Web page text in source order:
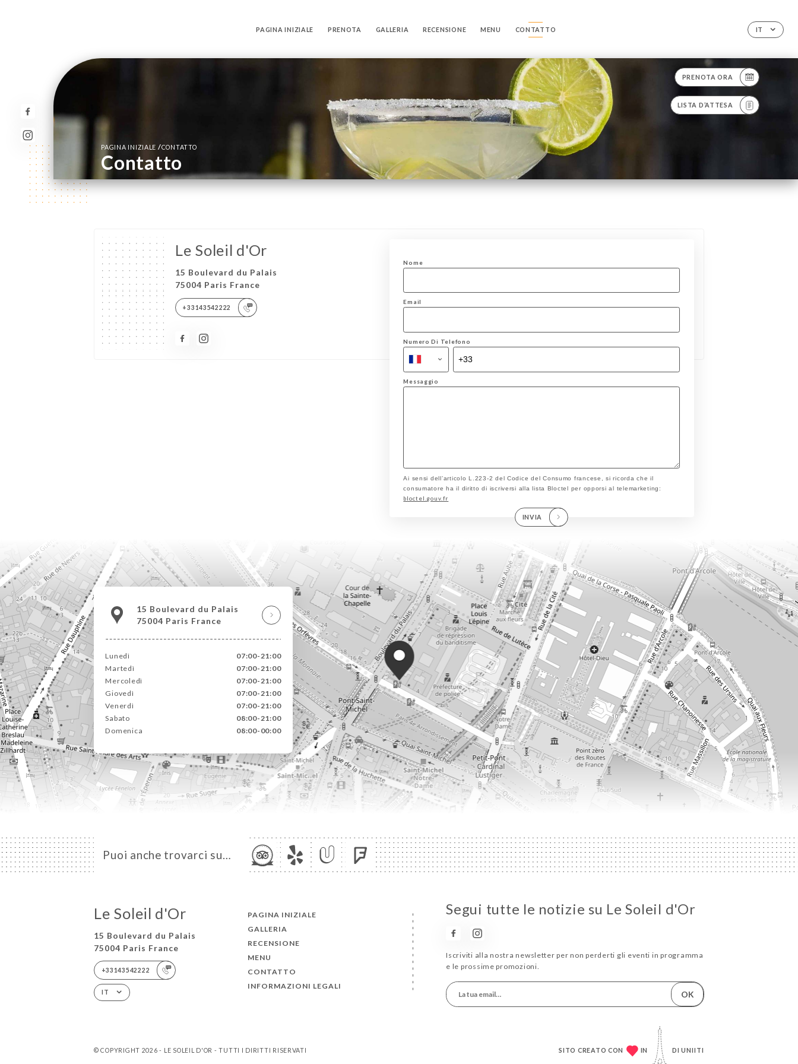
IT
PAGINA INIZIALE PRENOTA GALLERIA RECENSIONE MENU CONTATTO
PRENOTA ORA
LISTA D’ATTESA
PAGINA INIZIALE /CONTATTO
Contatto
Le Soleil d'Or
15 Boulevard du Palais
75004 Paris France
+33143542222
Nome
Email
Numero Di Telefono
Messaggio
Ai sensi dell’articolo L.223-2 del Codice del Consumo francese, si ricorda che il
consumatore ha il diritto di iscriversi alla lista Bloctel per opporsi al telemarketing:
bloctel.gouv.fr
INVIA
15 Boulevard du Palais
75004 Paris France
Lunedì
07:00-21:00
Martedì
07:00-21:00
Mercoledì
07:00-21:00
Giovedì
07:00-21:00
Venerdì
07:00-21:00
Sabato
08:00-21:00
Domenica
08:00-00:00
Puoi anche trovarci su…
Le Soleil d'Or
15 Boulevard du Palais
75004 Paris France
+33143542222
IT
PAGINA INIZIALE
GALLERIA
RECENSIONE
MENU
CONTATTO
INFORMAZIONI LEGALI
Segui tutte le notizie su Le Soleil d'Or
Iscriviti alla nostra newsletter per non perderti gli eventi in programma
e le prossime promozioni.
OK
© COPYRIGHT 2026 - LE SOLEIL D'OR - TUTTI I DIRITTI RISERVATI SITO CREATO CON IN DIUNIITI